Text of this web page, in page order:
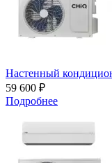
Настенный
59 600 ₽
Подробнее